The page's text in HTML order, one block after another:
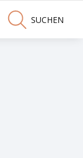
SUCHEN